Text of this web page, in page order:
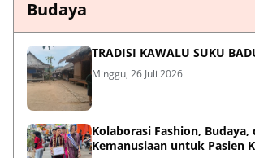
Budaya
TRADISI KAWALU SUKU
Minggu, 26 Juli 2026
Kolaborasi Fashion, Budaya,
Kemanusiaan untuk Pasien